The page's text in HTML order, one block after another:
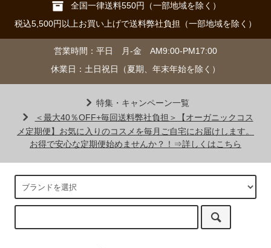
全国一律送料550円（一部地域を除く）
税込5,500円以上お買い上げで送料弊社負担（一部地域を除く）
営業時間：平日 月-金 AM9:00-PM17:00
休業日：土日祝日（夏期、年末年始を除く）
特集・キャンペーン一覧
＜最大40％OFF+毎回送料弊社負担＞【オーガニックコス
メ定期便】お気に入りのコスメを毎月ご自宅にお届けします。
お得で安心な定期便始めませんか？！⇒詳しくはこちら